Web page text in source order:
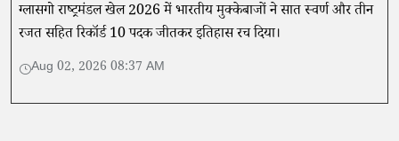
ग्लासगो राष्ट्रमंडल खेल 2026 में भारतीय मुक्केबाजों ने सात स्वर्ण और तीन
रजत सहित रिकॉर्ड 10 पदक जीतकर इतिहास रच दिया।
Aug 02, 2026 08:37 AM